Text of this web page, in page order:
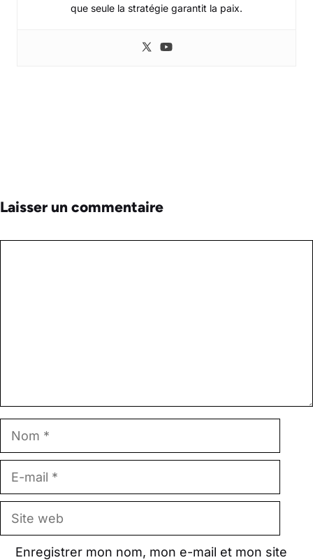
que seule la stratégie garantit la paix.
Laisser un commentaire
Site
web
Enregistrer mon nom, mon e-mail et mon site